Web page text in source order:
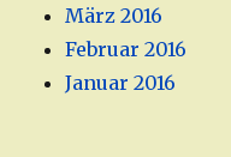
März 2016
Februar 2016
Januar 2016